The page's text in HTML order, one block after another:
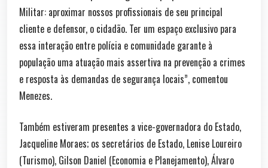
Militar: aproximar nossos profissionais de seu principal
cliente e defensor, o cidadão. Ter um espaço exclusivo para
essa interação entre polícia e comunidade garante à
população uma atuação mais assertiva na prevenção a crimes
e resposta às demandas de segurança locais”, comentou
Menezes.
Também estiveram presentes a vice-governadora do Estado,
Jacqueline Moraes; os secretários de Estado, Lenise Loureiro
(Turismo), Gilson Daniel (Economia e Planejamento), Álvaro